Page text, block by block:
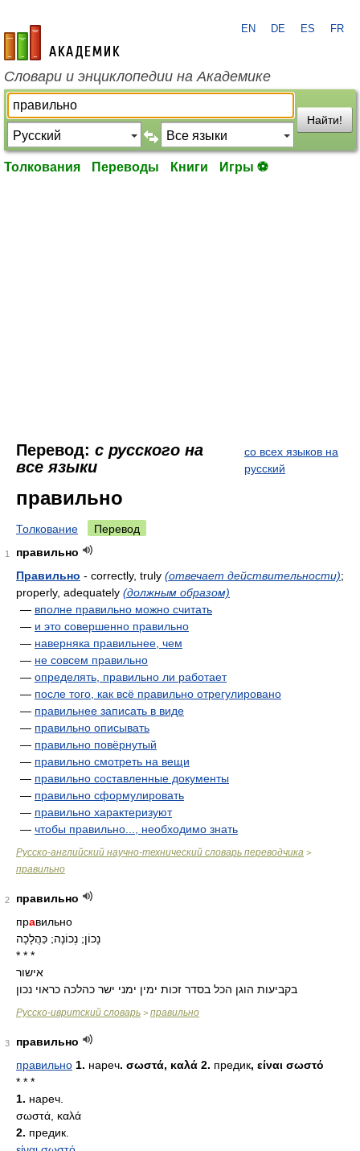
academic.ru
EN DE ES FR
Словари и энциклопедии на Академике
Найти!
Толкования Переводы Книги Игры ⚽
Перевод: с русского на
все языки
со всех языков на
русский
правильно
Толкование Перевод
1
правильно
Правильно - correctly, truly (отвечает действительности);
properly, adequately (должным образом)
— вполне правильно можно считать
— и это совершенно правильно
— наверняка правильнее, чем
— не совсем правильно
— определять, правильно ли работает
— после того, как всё правильно отрегулировано
— правильнее записать в виде
— правильно описывать
— правильно повёрнутый
— правильно смотреть на вещи
— правильно составленные документы
— правильно сформулировать
— правильно характеризуют
— чтобы правильно..., необходимо знать
Русско-английский научно-технический словарь переводчика >
правильно
2
правильно
правильно
נָכוֹן; נְכוֹנָה; כַּהֲלָכָה
* * *
אישור
בקביעות הוגן הכל בסדר זכות ימין ימני ישר כהלכה כראוי נכון
Русско-ивритский словарь > правильно
3
правильно
правильно 1. нареч. σωστά, καλά 2. предик, είναι σωστό
* * *
1. нареч.
σωστά, καλά
2. предик.